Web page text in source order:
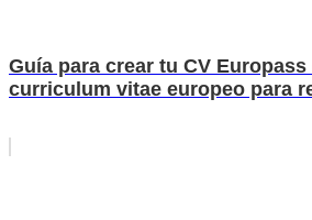
Guía para crear tu CV
curriculum vitae europeo para